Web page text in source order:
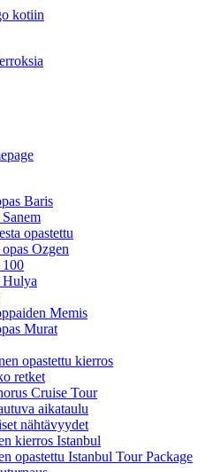
Baris
opastettu
Ozgen
Hulya
Memis
Murat
opastettu kierros
retket
Cruise Tour
aikataulu
nähtävyydet
kierros Istanbul
opastettu Istanbul Tour Package